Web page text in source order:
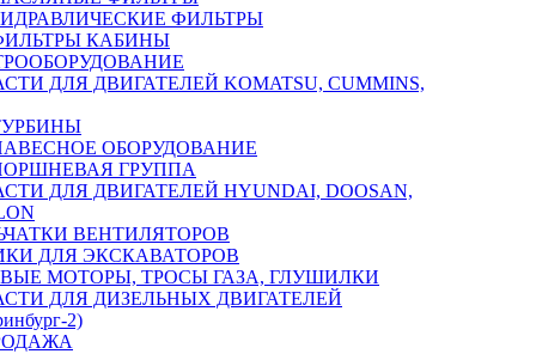
ФИЛЬТРЫ
КАБИНЫ
ДЛЯ ДВИГАТЕЛЕЙ KOMATSU, CUMMINS,
ОБОРУДОВАНИЕ
ГРУППА
ДЛЯ ДВИГАТЕЛЕЙ HYUNDAI, DOOSAN,
ВЕНТИЛЯТОРОВ
ДЛЯ ЭКСКАВАТОРОВ
МОТОРЫ, ТРОСЫ ГАЗА, ГЛУШИЛКИ
ДЛЯ ДИЗЕЛЬНЫХ ДВИГАТЕЛЕЙ
2)